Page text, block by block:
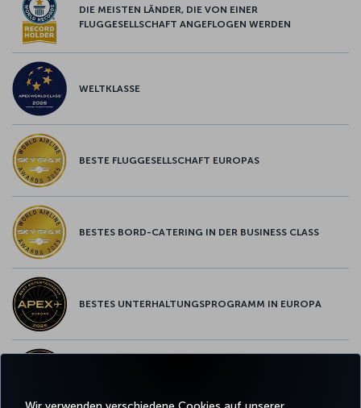
DIE MEISTEN LÄNDER, DIE VON EINER
FLUGGESELLSCHAFT ANGEFLOGEN WERDEN
WELTKLASSE
BESTE FLUGGESELLSCHAFT EUROPAS
BESTES BORD-CATERING IN DER BUSINESS CLASS
BESTES UNTERHALTUNGSPROGRAMM IN EUROPA